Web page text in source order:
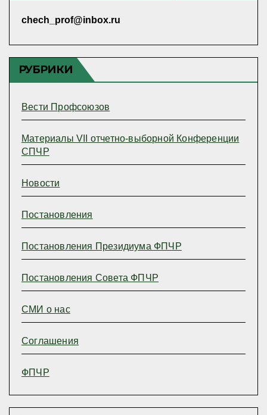
chech_prof@inbox.ru
РУБРИКИ
Вести Профсоюзов
Материалы VII отчетно-выборной Конференции
СПЧР
Новости
Постановления
Постановления Президиума ФПЧР
Постановления Совета ФПЧР
СМИ о нас
Соглашения
ФПЧР